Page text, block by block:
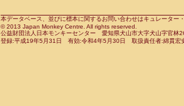
CercopithecidaePapio anubis(0)
CercopithecidaePapio cynocephalus
CercopithecidaePapio hamadryas(0)
CebidaeSaguinus leucopus(0)
CebidaeSaguinus midas(0)
Cebidae Saguinus mystax(0)
本データベース、並びに標本に関するお問い合わせはキュレータ
© 2013 Japan Monkey Centre. All rights reserved.
公益財団法人日本モンキーセンター 愛知県犬山市大字犬山字官
登録:平成19年5月31日 有効:令和4年5月30日 取扱責任者:綿貫宏